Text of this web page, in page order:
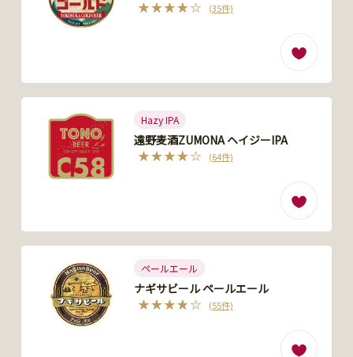
(35件)
Hazy IPA
遠野麦酒ZUMONA ヘイジーIPA
(64件)
ペールエール
ナギサビール ペールエール
(55件)